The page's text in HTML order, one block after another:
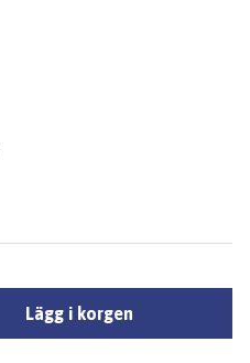
Lägg i korgen